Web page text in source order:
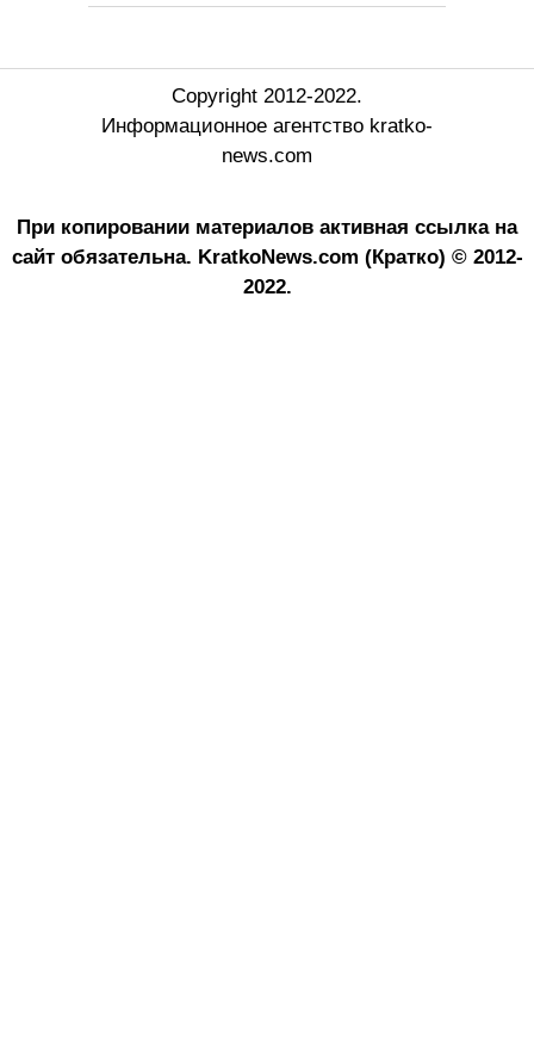
Copyright 2012-2022.
Информационное агентство kratko-
news.com
При копировании материалов активная ссылка на
сайт обязательна. KratkoNews.com (Кратко) © 2012-
2022.